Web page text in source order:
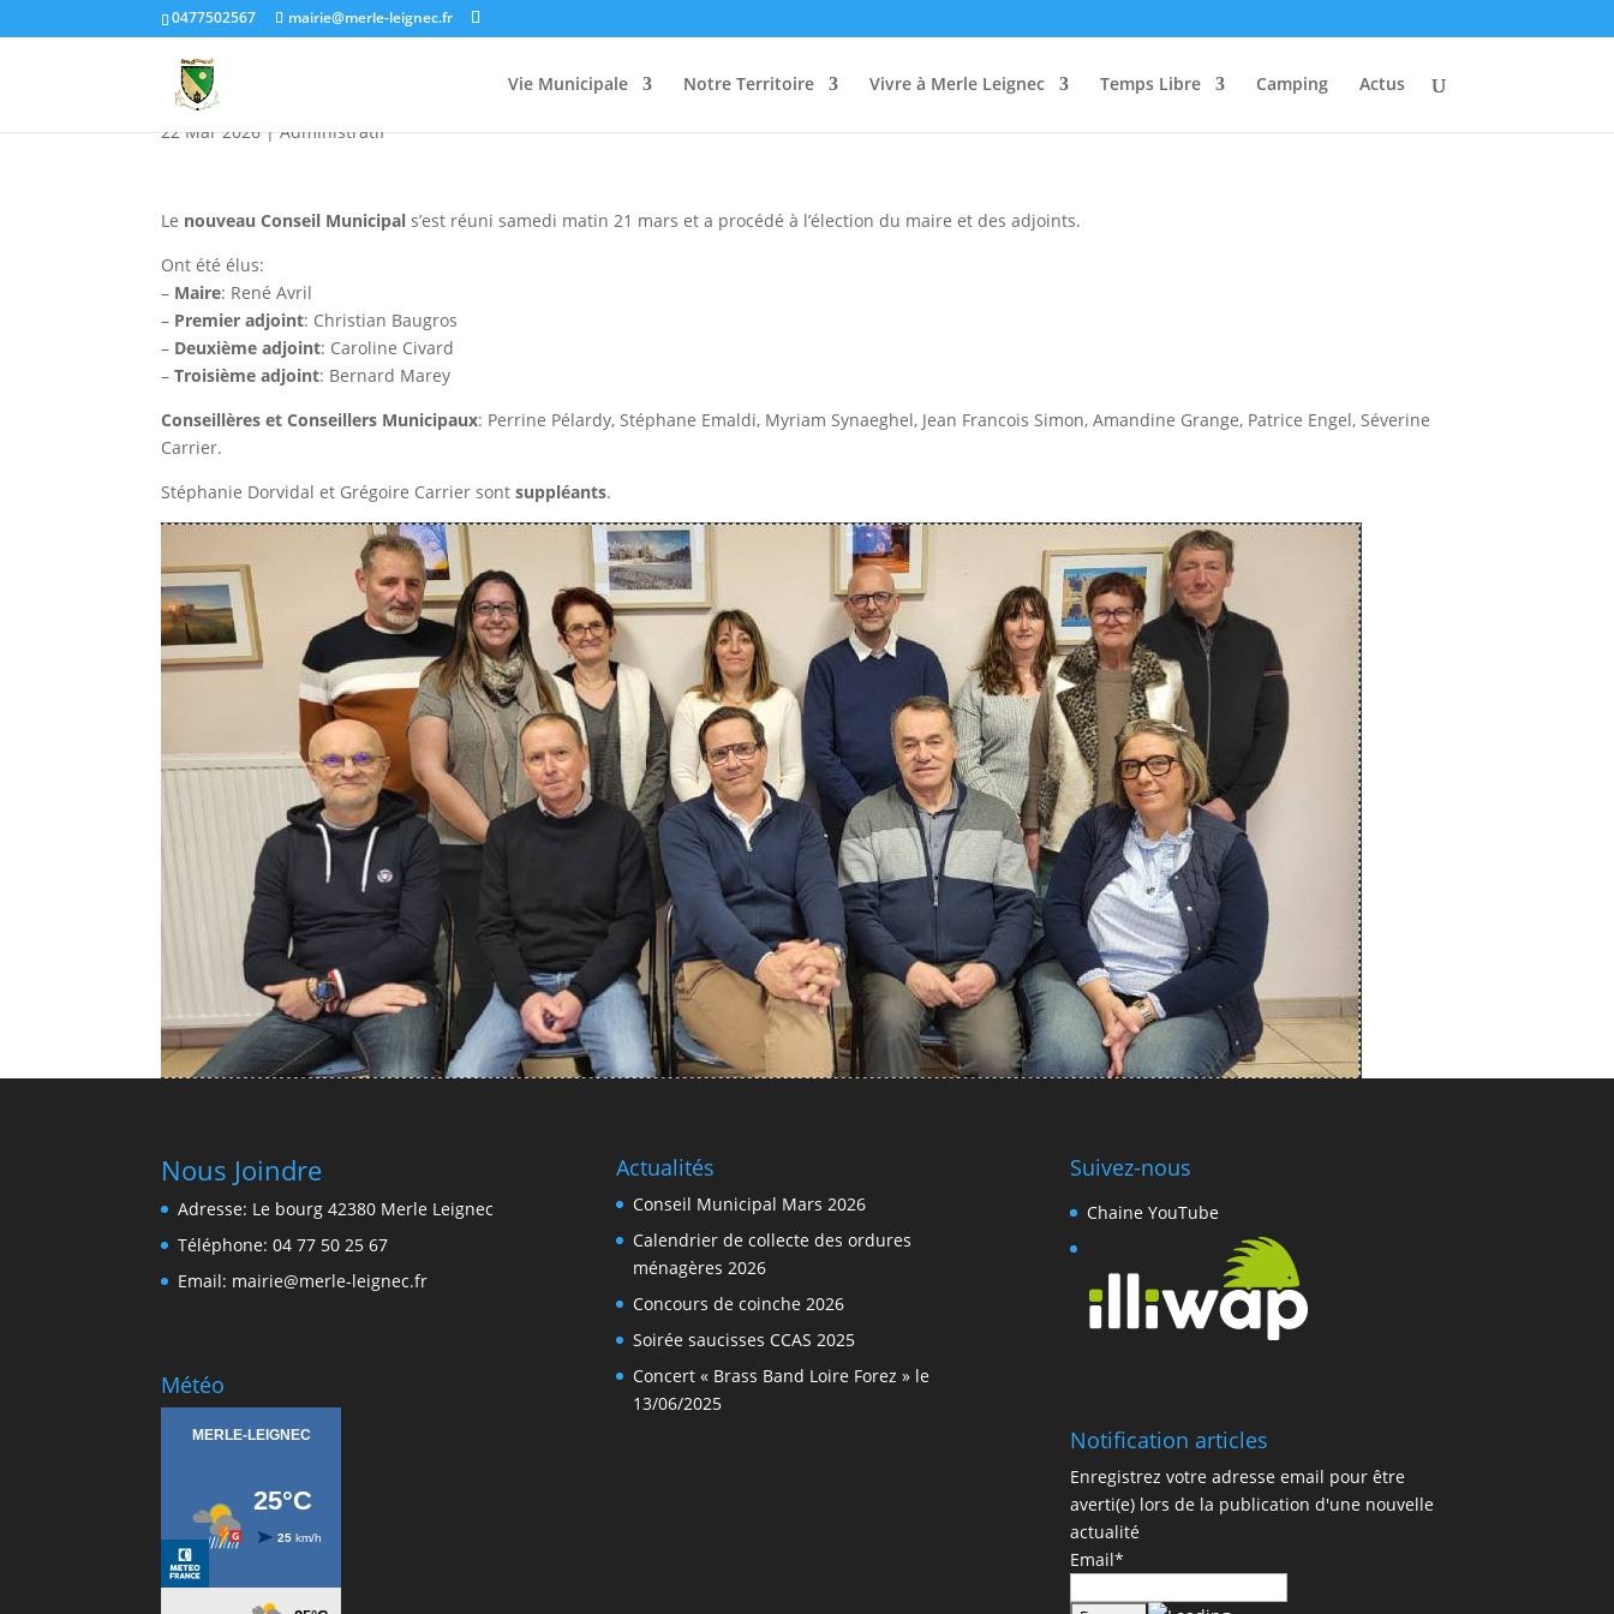
0477502567 mairie@merle-leignec.fr
Vie Municipale Notre Territoire Vivre à Merle Leignec Temps Libre Camping Actus
Conseil Municipal Mars 2026
22 Mar 2026|Administratif
Le nouveau Conseil Municipal s’est réuni samedi matin 21 mars et a procédé à l’élection du maire et des adjoints.
Ont été élus:
– Maire: René Avril
– Premier adjoint: Christian Baugros
– Deuxième adjoint: Caroline Civard
–Troisième adjoint: Bernard Marey
Conseillères et Conseillers Municipaux: Perrine Pélardy, Stéphane Emaldi, Myriam Synaeghel, Jean Francois Simon, Amandine Grange, Patrice Engel, Séverine
Carrier.
Stéphanie Dorvidal et Grégoire Carrier sontsuppléants.
Nous Joindre
Adresse: Le bourg 42380 Merle Leignec
Téléphone: 04 77 50 25 67
Email: mairie@merle-leignec.fr
Météo
Actualités
Conseil Municipal Mars 2026
Calendrier de collecte des ordures
ménagères 2026
Concours de coinche 2026
Soirée saucisses CCAS 2025
Concert « Brass Band Loire Forez » le
13/06/2025
Suivez-nous
Chaine YouTube
Notification articles
Enregistrez votre adresse email pour être
averti(e) lors de la publication d'une nouvelle
actualité
Email*